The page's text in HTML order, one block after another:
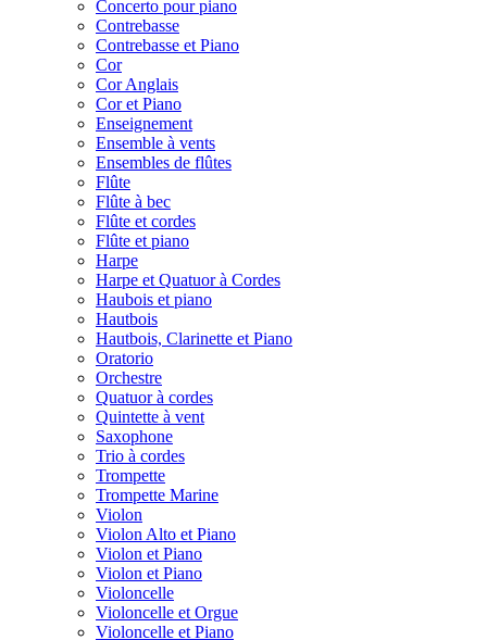
Concerto pour piano
Contrebasse
Contrebasse et Piano
Cor
Cor Anglais
Cor et Piano
Enseignement
Ensemble à vents
Ensembles de flûtes
Flûte
Flûte à bec
Flûte et cordes
Flûte et piano
Harpe
Harpe et Quatuor à Cordes
Haubois et piano
Hautbois
Hautbois, Clarinette et Piano
Oratorio
Orchestre
Quatuor à cordes
Quintette à vent
Saxophone
Trio à cordes
Trompette
Trompette Marine
Violon
Violon Alto et Piano
Violon et Piano
Violon et Piano
Violoncelle
Violoncelle et Orgue
Violoncelle et Piano